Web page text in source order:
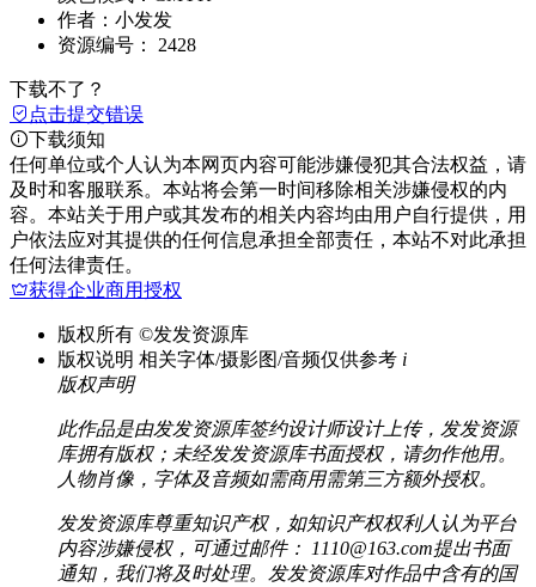
作者： 小发发
资源编号： 2428
下载不了？
点击提交错误
下载须知
任何单位或个人认为本网页内容可能涉嫌侵犯其合法权益，请
及时和客服联系。本站将会第一时间移除相关涉嫌侵权的内
容。本站关于用户或其发布的相关内容均由用户自行提供，用
户依法应对其提供的任何信息承担全部责任，本站不对此承担
任何法律责任。
获得企业商用授权
版权所有 ©发发资源库
版权说明 相关字体/摄影图/音频仅供参考 i
版权声明
此作品是由发发资源库签约设计师设计上传，发发资源
库拥有版权；未经发发资源库书面授权，请勿作他用。
人物肖像，字体及音频如需商用需第三方额外授权。
发发资源库尊重知识产权，如知识产权权利人认为平台
内容涉嫌侵权，可通过邮件： 1110@163.com提出书面
通知，我们将及时处理。发发资源库对作品中含有的国